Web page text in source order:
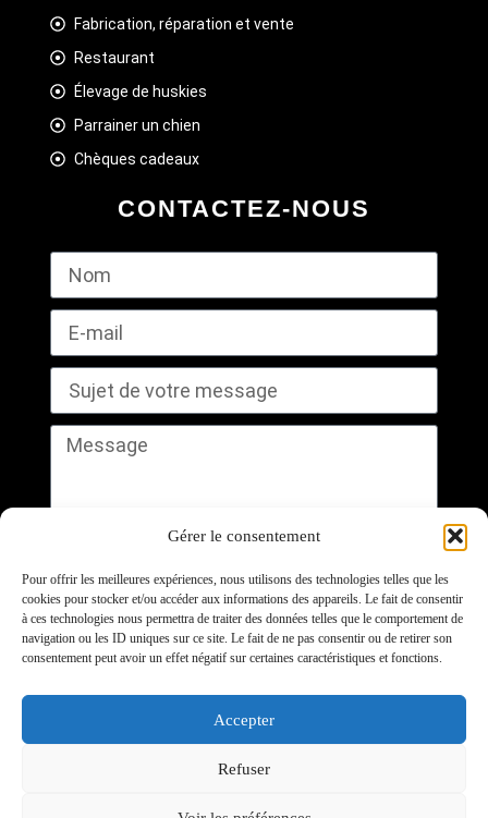
Gérer le consentement
Pour offrir les meilleures expériences, nous utilisons des technologies telles que les
cookies pour stocker et/ou accéder aux informations des appareils. Le fait de consentir
à ces technologies nous permettra de traiter des données telles que le comportement de
navigation ou les ID uniques sur ce site. Le fait de ne pas consentir ou de retirer son
consentement peut avoir un effet négatif sur certaines caractéristiques et fonctions.
Accepter
Refuser
Fabrication, réparation et vente
Restaurant
Élevage de huskies
Parrainer un chien
Chèques cadeaux
CONTACTEZ-NOUS
Envoyer
Randonnée Mïcklà (Traîneau à chiens au Québec) - 320
route 116 Ouest, Plessisville, QC G6L 2Y2